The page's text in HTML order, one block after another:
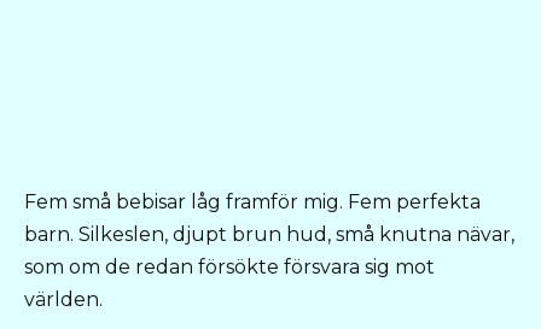
Fem små bebisar låg framför mig. Fem perfekta
barn. Silkeslen, djupt brun hud, små knutna nävar,
som om de redan försökte försvara sig mot
världen.